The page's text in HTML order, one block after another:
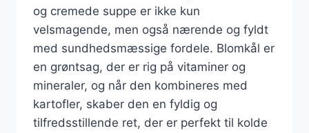
og cremede suppe er ikke kun
velsmagende, men også nærende og fyldt
med sundhedsmæssige fordele. Blomkål er
en grøntsag, der er rig på vitaminer og
mineraler, og når den kombineres med
kartofler, skaber den en fyldig og
tilfredsstillende ret, der er perfekt til kolde